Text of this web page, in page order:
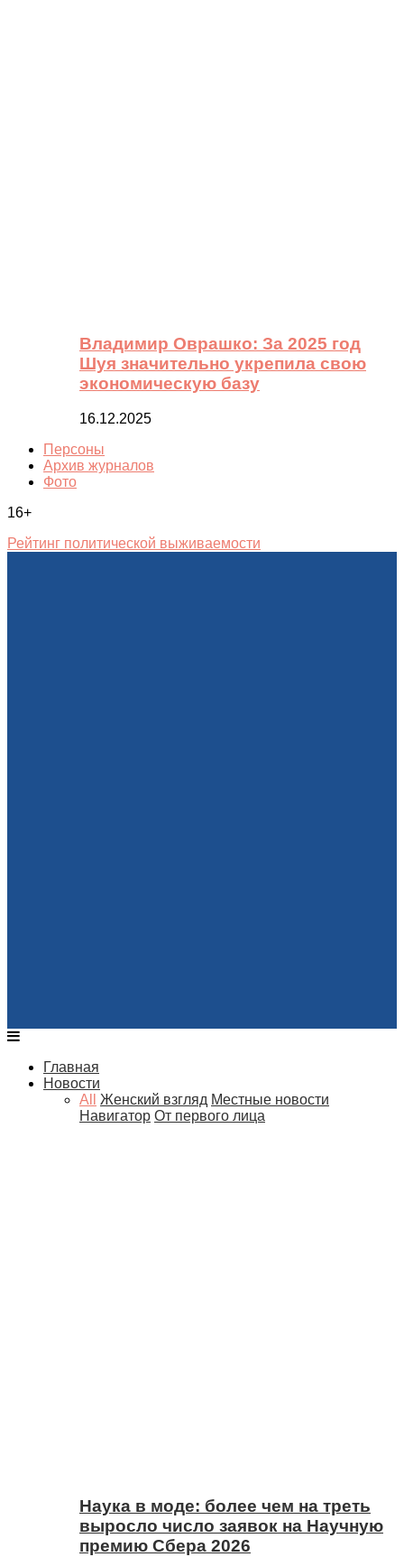
Владимир Оврашко: За 2025 год
Шуя значительно укрепила свою
экономическую базу
16.12.2025
Персоны
Архив журналов
Фото
16+
Рейтинг политической выживаемости
Главная
Новости
All
Женский взгляд Местные новости
Навигатор От первого лица
Наука в моде: более чем на треть
выросло число заявок на Научную
премию Сбера 2026